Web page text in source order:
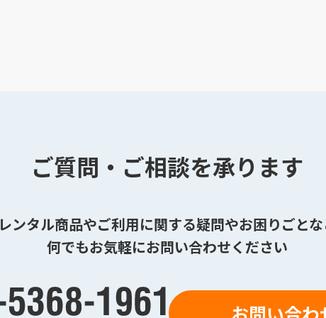
ご質問・ご相談を承ります
レンタル商品やご利用に関する疑問やお困りごと
何でもお気軽にお問い合わせください